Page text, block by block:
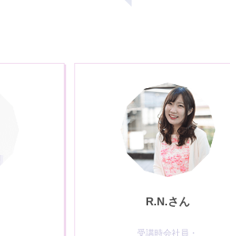
R.N.さん
受講時会社員・